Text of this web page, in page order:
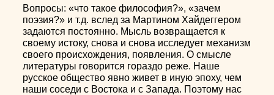
Bопросы: «что такое философия?», «зачем
поэзия?» и т.д. вслед за Мартином Хайдеггером
задаются постоянно. Мысль возвращается к
своему истоку, снова и снова исследует механизм
своего происхождения, появления. О смысле
литературы говорится гораздо реже. Наше
русское общество явно живет в иную эпоху, чем
наши соседи с Востока и с Запада. Поэтому нас